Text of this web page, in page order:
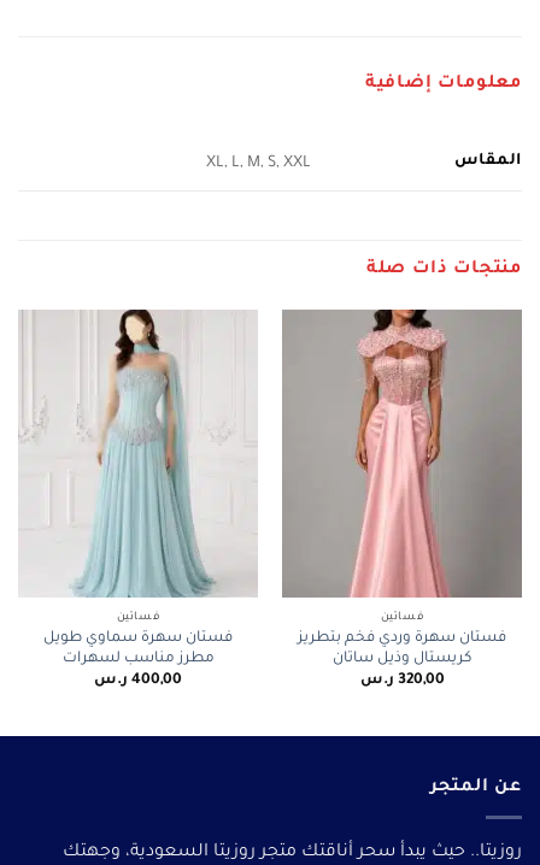
معلومات إضافية
المقاس XL, L, M, S, XXL
منتجات ذات صلة
فساتين
فستان سهرة وردي فخم بتطريز
كريستال وذيل ساتان
320,00 ر.س
فساتين
فستان سهرة سماوي طويل
مطرز مناسب لسهرات
400,00 ر.س
عن المتجر
روزيتا.. حيث يبدأ سحر أناقتك متجر روزيتا السعودية، وجهتك